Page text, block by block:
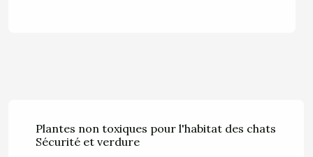
Plantes non toxiques pour l'habitat des chats
Sécurité et verdure